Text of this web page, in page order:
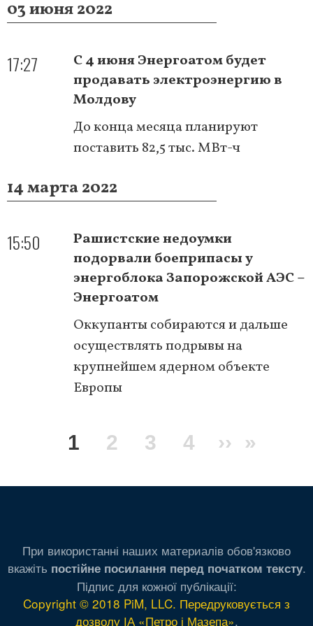
03 июня 2022
17:27
С 4 июня Энергоатом будет
продавать электроэнергию в
Молдову
До конца месяца планируют
поставить 82,5 тыс. МВт-ч
14 марта 2022
15:50
Рашистские недоумки
подорвали боеприпасы у
энергоблока Запорожской АЭС –
Энергоатом
Оккупанты собираются и дальше
осуществлять подрывы на
крупнейшем ядерном объекте
Европы
Текущая
1 Page
2 Page
3 Page
4 ›› »
При використанні наших материалів обов'язково
вкажіть постійне посилання перед початком тексту.
Підпис для кожної публікації:
Copyright © 2018 PiM, LLC. Передруковується з
дозволу ІА «Петро і Мазепа».